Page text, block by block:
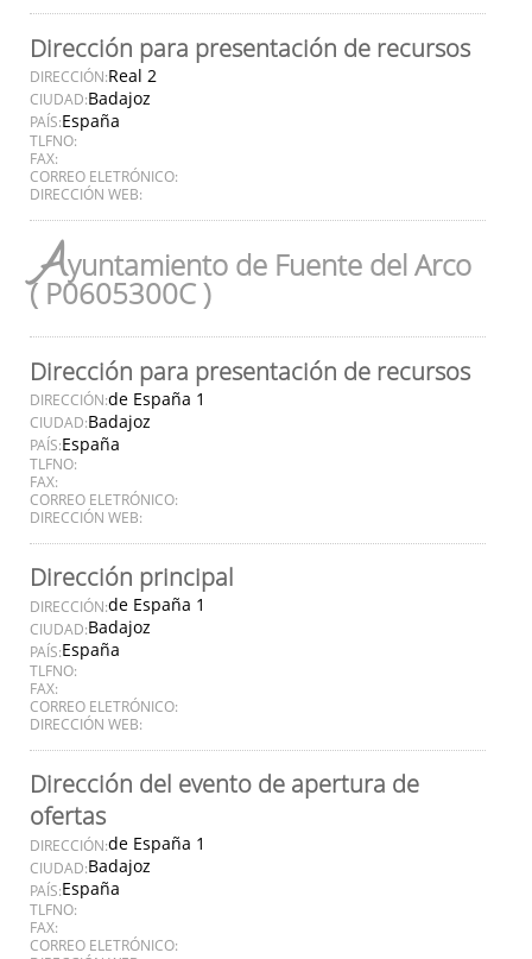
Dirección para presentación de recursos
DIRECCIÓN:Real 2
CIUDAD:Badajoz
PAÍS:España
TLFNO:
FAX:
CORREO ELETRÓNICO:
DIRECCIÓN WEB:
Ayuntamiento de Fuente del Arco
( P0605300C )
Dirección para presentación de recursos
DIRECCIÓN:de España 1
CIUDAD:Badajoz
PAÍS:España
TLFNO:
FAX:
CORREO ELETRÓNICO:
DIRECCIÓN WEB:
Dirección principal
DIRECCIÓN:de España 1
CIUDAD:Badajoz
PAÍS:España
TLFNO:
FAX:
CORREO ELETRÓNICO:
DIRECCIÓN WEB:
Dirección del evento de apertura de
ofertas
DIRECCIÓN:de España 1
CIUDAD:Badajoz
PAÍS:España
TLFNO:
FAX:
CORREO ELETRÓNICO: